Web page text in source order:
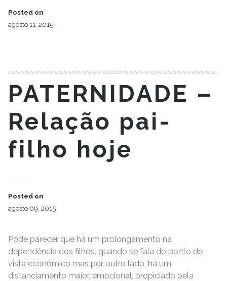
Posted on
agosto 11, 2015
PATERNIDADE –
Relação pai-
filho hoje
Posted on
agosto 09, 2015
Pode parecer que há um prolongamento na
dependência dos filhos, quando se fala do ponto de
vista econômico mas por outro lado, há um
distanciamento maior, emocional, propiciado pela